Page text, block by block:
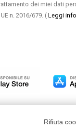
dei miei dati
n. 2016/679. ( Leggi
Rifiuta